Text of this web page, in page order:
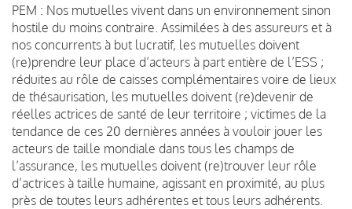
PEM : Nos mutuelles vivent dans un environnement sinon
hostile du moins contraire. Assimilées à des assureurs et à
nos concurrents à but lucratif, les mutuelles doivent
(re)prendre leur place d’acteurs à part entière de l’ESS ;
réduites au rôle de caisses complémentaires voire de lieux
de thésaurisation, les mutuelles doivent (re)devenir de
réelles actrices de santé de leur territoire ; victimes de la
tendance de ces 20 dernières années à vouloir jouer les
acteurs de taille mondiale dans tous les champs de
l’assurance, les mutuelles doivent (re)trouver leur rôle
d’actrices à taille humaine, agissant en proximité, au plus
près de toutes leurs adhérentes et tous leurs adhérents.